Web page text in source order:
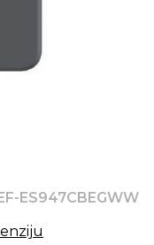
EF-ES947CBEGWW